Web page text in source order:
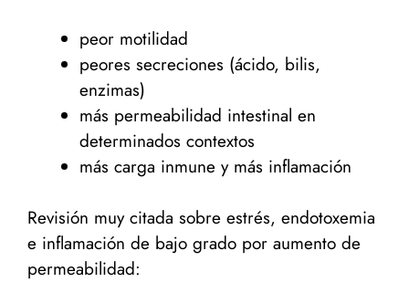
peor motilidad
peores secreciones (ácido, bilis,
enzimas)
más permeabilidad intestinal en
determinados contextos
más carga inmune y más inflamación
Revisión muy citada sobre estrés, endotoxemia
e inflamación de bajo grado por aumento de
permeabilidad: